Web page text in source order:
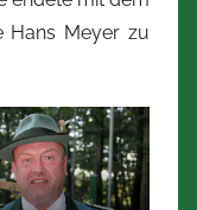
Hans Meyer zu